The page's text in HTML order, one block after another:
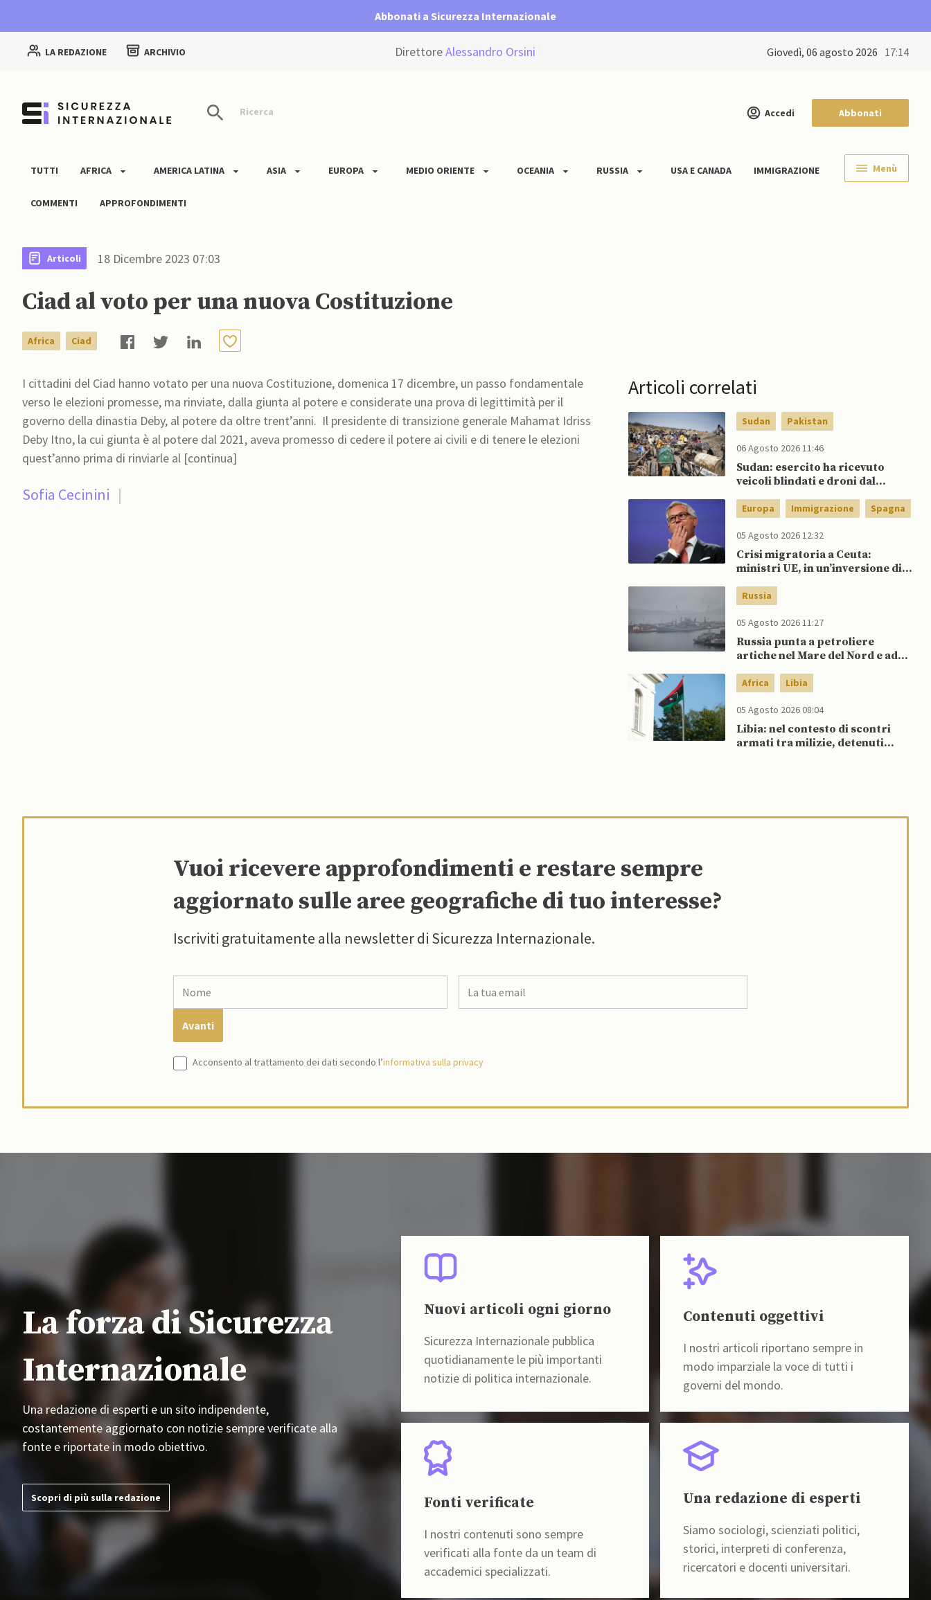
Abbonati a Sicurezza Internazionale
LA REDAZIONE ARCHIVIO DirettoreAlessandro Orsini giovedì, 06 agosto 2026 17:14
Ricerca Accedi Abbonati
TUTTI AFRICA AMERICA LATINA ASIA EUROPA MEDIO ORIENTE OCEANIA RUSSIA USA E CANADA IMMIGRAZIONE
COMMENTI APPROFONDIMENTI
Menù
Articoli 18 Dicembre 2023 07:03
Ciad al voto per una nuova Costituzione
Africa Ciad
I cittadini del Ciad hanno votato per una nuova Costituzione, domenica 17 dicembre, un passo fondamentale
verso le elezioni promesse, ma rinviate, dalla giunta al potere e considerate una prova di legittimità per il
governo della dinastia Deby, al potere da oltre trent’anni. Il presidente di transizione generale Mahamat Idriss
Deby Itno, la cui giunta è al potere dal 2021, aveva promesso di cedere il potere ai civili e di tenere le elezioni
quest’anno prima di rinviarle al [continua]
Sofia Cecinini |
Articoli correlati
Sudan Pakistan
06 Agosto 2026 11:46
Sudan: esercito ha ricevuto
veicoli blindati e droni dal
Europa Immigrazione Spagna
05 Agosto 2026 12:32
Crisi migratoria a Ceuta:
ministri UE, in un’inversione di
sostegno della Spagna
Russia
05 Agosto 2026 11:27
Russia punta a petroliere
artiche nel Mare del Nord e ad
aggirare sanzioni occidentali
Africa Libia
05 Agosto 2026 08:04
Libia: nel contesto di scontri
armati tra milizie, detenuti
Vuoi ricevere approfondimenti e restare sempre
aggiornato sulle aree geografiche di tuo interesse?
Iscriviti gratuitamente alla newsletter di Sicurezza Internazionale.
Acconsento al trattamento dei dati secondo l’informativa sulla privacy
La forza di Sicurezza
Internazionale
Una redazione di esperti e un sito indipendente,
costantemente aggiornato con notizie sempre verificate alla
fonte e riportate in modo obiettivo.
Scopri di più sulla redazione
Nuovi articoli ogni giorno
Sicurezza Internazionale pubblica
quotidianamente le più importanti
notizie di politica internazionale.
Contenuti oggettivi
I nostri articoli riportano sempre in
modo imparziale la voce di tutti i
governi del mondo.
Fonti verificate
I nostri contenuti sono sempre
verificati alla fonte da un team di
accademici specializzati.
Una redazione di esperti
Siamo sociologi, scienziati politici,
storici, interpreti di conferenza,
ricercatori e docenti universitari.